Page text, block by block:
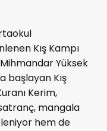
Kış Kampı
Yüksek
başlayan Kış
Kerim,
mangala
hem de